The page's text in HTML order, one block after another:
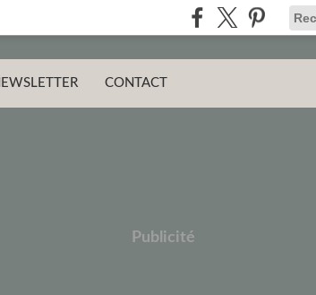
CONTACT
Publicité